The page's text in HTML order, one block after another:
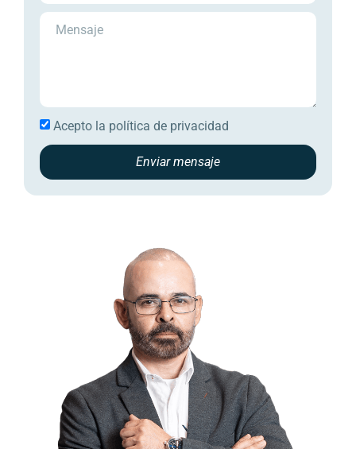
Acepto la política de privacidad
Enviar mensaje